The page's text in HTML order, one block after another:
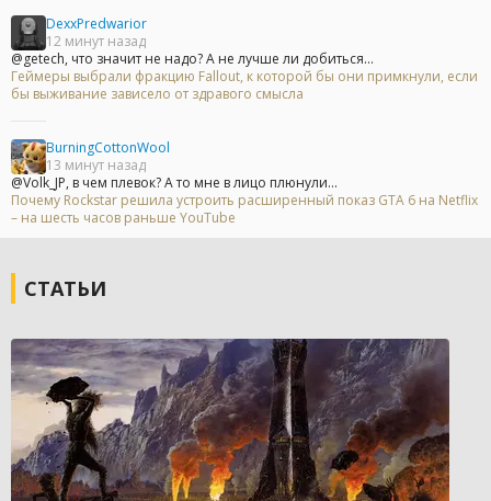
DexxPredwarior
12 минут назад
@getech, что значит не надо? А не лучше ли добиться...
Геймеры выбрали фракцию Fallout, к которой бы они примкнули, если
бы выживание зависело от здравого смысла
BurningCottonWool
13 минут назад
@Volk_JP, в чем плевок? А то мне в лицо плюнули...
Почему Rockstar решила устроить расширенный показ GTA 6 на Netflix
– на шесть часов раньше YouTube
СТАТЬИ